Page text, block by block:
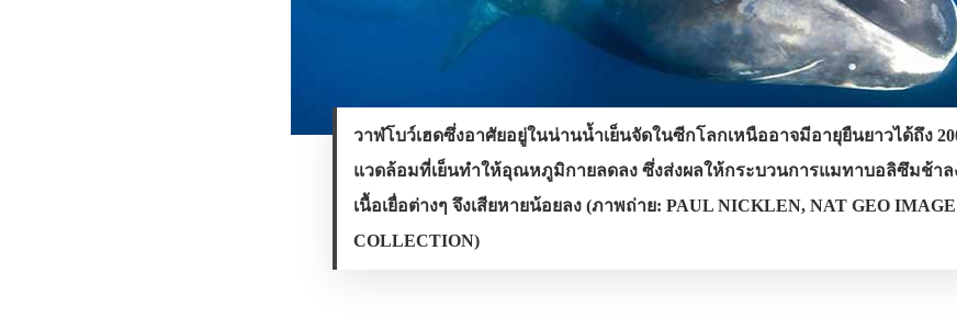
วาฬโบว์เฮดซึ่งอาศัยอยู่ในน่านน้ำเย็นจัดในซีกโลกเหนืออาจมีอายุยืนยาวได้ถึง
แวดล้อมที่เย็นทำให้อุณหภูมิกายลดลง ซึ่งส่งผลให้กระบวนการแมทาบอลิซึมช้าล
เนื้อเยื่อต่างๆ จึงเสียหายน้อยลง (ภาพถ่าย: PAUL NICKLEN, NAT GEO IMAGE
COLLECTION)